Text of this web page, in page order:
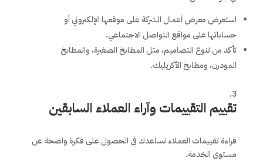
استعرض معرض أعمال الشركة على موقعها الإلكتروني أو
حساباتها على مواقع التواصل الاجتماعي.
تأكد من تنوع التصاميم، مثل المطابخ الصغيرة، والمطابخ
المودرن، ومطابخ الأكريليك.
تقييم التقييمات وآراء العملاء السابقين
قراءة تقييمات العملاء تساعدك في الحصول على فكرة واضحة عن
مستوى الخدمة.